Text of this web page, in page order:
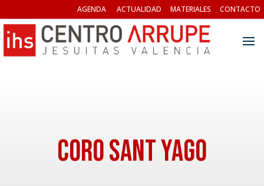
AGENDA ACTUALIDAD MATERIALES CONTACTO
Coro Sant Yago